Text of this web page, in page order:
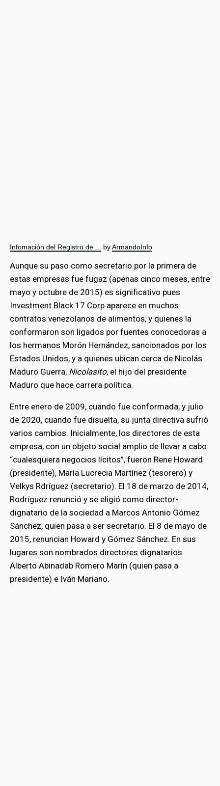
Infomación del Registro de ... byArmandoInfo
Aunque su paso como secretario por la primera de
estas empresas fue fugaz (apenas cinco meses, entre
mayo y octubre de 2015) es significativo pues
Investment Black 17 Corp aparece en muchos
contratos venezolanos de alimentos, y quienes la
conformaron son ligados por fuentes conocedoras a
los hermanos Morón Hernández, sancionados por los
Estados Unidos, y a quienes ubican cerca de Nicolás
Maduro Guerra, Nicolasito, el hijo del presidente
Maduro que hace carrera política.
Entre enero de 2009, cuando fue conformada, y julio
de 2020, cuando fue disuelta, su junta directiva sufrió
varios cambios. Inicialmente, los directores de esta
empresa, con un objeto social amplio de llevar a cabo
“cualesquiera negocios lícitos”, fueron Rene Howard
(presidente), María Lucrecia Martínez (tesorero) y
Velkys Rdríguez (secretario). El 18 de marzo de 2014,
Rodríguez renunció y se eligió como director-
dignatario de la sociedad a Marcos Antonio Gómez
Sánchez, quien pasa a ser secretario. El 8 de mayo de
2015, renuncian Howard y Gómez Sánchez. En sus
lugares son nombrados directores dignatarios
Alberto Abinadab Romero Marín (quien pasa a
presidente) e Iván Mariano.